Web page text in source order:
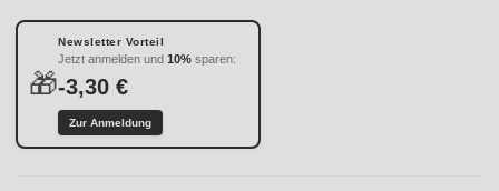
🎁
Newsletter Vorteil
Jetzt anmelden und 10% sparen:
-3,30 €
Zur Anmeldung